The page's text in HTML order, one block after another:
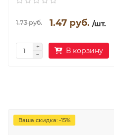
1.73 руб. 1.47 руб. /шт.
В корзину
Ваша скидка: -15%